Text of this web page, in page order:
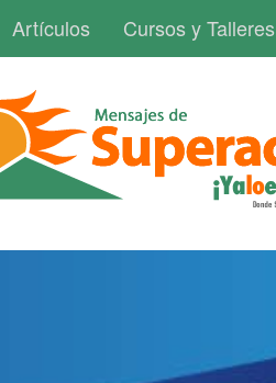
Artículos Cursos y Talleres